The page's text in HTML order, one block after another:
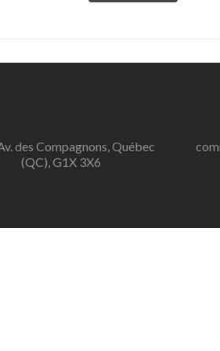
des Compagnons, Québec
(QC), G1X 3X6